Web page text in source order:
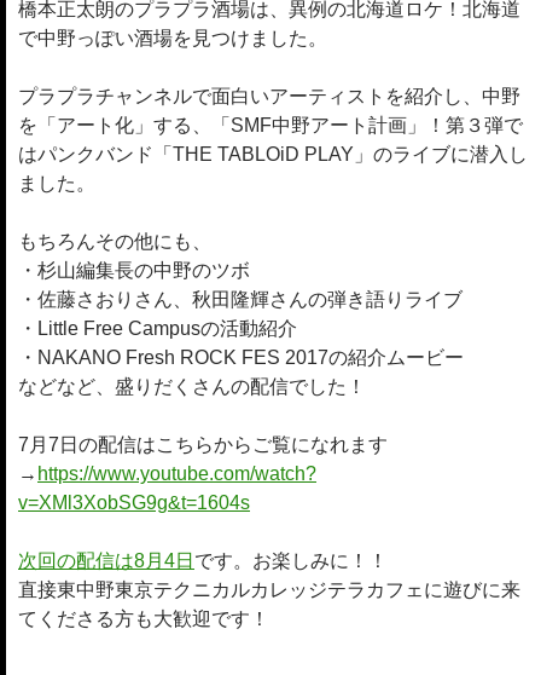
橋本正太朗のプラプラ酒場は、異例の北海道ロケ！北海道
で中野っぽい酒場を見つけました。
プラプラチャンネルで面白いアーティストを紹介し、中野
を「アート化」する、「SMF中野アート計画」！第３弾で
はパンクバンド「THE TABLOiD PLAY」のライブに潜入し
ました。
もちろんその他にも、
・杉山編集長の中野のツボ
・佐藤さおりさん、秋田隆輝さんの弾き語りライブ
・Little Free Campusの活動紹介
・NAKANO Fresh ROCK FES 2017の紹介ムービー
などなど、盛りだくさんの配信でした！
7月7日の配信はこちらからご覧になれます
→ https://www.youtube.com/watch?
v=XMl3XobSG9g&t=1604s
次回の配信は8月4日 です。お楽しみに！！
直接東中野東京テクニカルカレッジテラカフェに遊びに来
てくださる方も大歓迎です！